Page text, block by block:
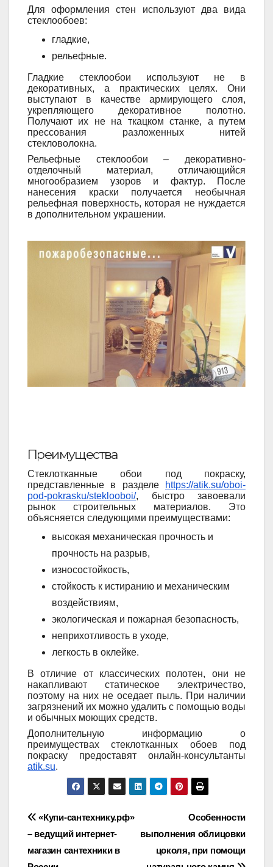
Для оформления стен используют два вида
стеклообоев:
гладкие,
рельефные.
Гладкие стеклообои используют не в
декоративных, а практических целях. Они
выступают в качестве армирующего слоя,
укрепляющего декоративное полотно.
Получают их не на ткацком станке, а путем
прессования разложенных нитей
стекловолокна.
Рельефные стеклообои – декоративно-
отделочный материал, отличающийся
многообразием узоров и фактур. После
нанесения краски получается необычная
рельефная поверхность, которая не нуждается
в дополнительном украшении.
Преимущества
Стеклотканные обои под покраску,
представленные в разделе
https://atik.su/oboi-
pod-pokrasku/steklooboi/, быстро завоевали
рынок строительных материалов. Это
объясняется следующими преимуществами:
высокая механическая прочность и
прочность на разрыв,
износостойкость,
стойкость к истиранию и механическим
воздействиям,
экологическая и пожарная безопасность,
неприхотливость в уходе,
легкость в оклейке.
В отличие от классических полотен, они не
накапливают статическое электричество,
поэтому на них не оседает пыль. При наличии
загрязнений их можно удалить с помощью воды
и обычных моющих средств.
Дополнительную информацию о
преимуществах стеклотканных обоев под
покраску предоставят онлайн-консультанты
atik.su.
Навигация
по
Особенности
выполнения облицовки
цоколя, при помощи
«Купи-сантехнику.рф»
– ведущий интернет-
магазин сантехники в